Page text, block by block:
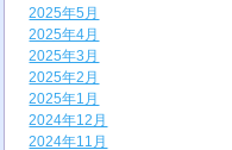
2025年5月
2025年4月
2025年3月
2025年2月
2025年1月
2024年12月
2024年11月